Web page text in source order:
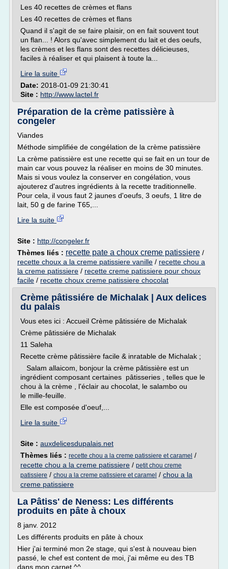
Les 40 recettes de crèmes et flans
Les 40 recettes de crèmes et flans
Quand il s'agit de se faire plaisir, on en fait souvent tout
un flan... ! Alors qu'avec simplement du lait et des oeufs,
les crèmes et les flans sont des recettes délicieuses,
faciles à réaliser et qui plaisent à toute la...
Lire la suite
Date: 2018-01-09 21:30:41
Site : http://www.lactel.fr
Préparation de la crème patissière à
congeler
Viandes
Méthode simplifiée de congélation de la crème patissière
La crème patissière est une recette qui se fait en un tour de
main car vous pouvez la réaliser en moins de 30 minutes.
Mais si vous voulez la conserver en congélation, vous
ajouterez d'autres ingrédients à la recette traditionnelle.
Pour cela, il vous faut 2 jaunes d'oeufs, 3 oeufs, 1 litre de
lait, 50 g de farine T65,...
Lire la suite
Site : http://congeler.fr
Thèmes liés : recette pate a choux creme patissiere /
recette choux a la creme patissiere vanille / recette chou a
la creme patissiere / recette creme patissiere pour choux
facile / recette choux creme patissiere chocolat
Crème pâtissiére de Michalak | Aux delices
du palais
Vous etes ici : Accueil Crème pâtissiére de Michalak
Crème pâtissiére de Michalak
11 Saleha
Recette crème pâtissière facile & inratable de Michalak ;
Salam allaicom, bonjour la crème pâtissière est un
ingrédient composant certaines pâtisseries , telles que le
chou à la crème , l'éclair au chocolat, le salambo ou
le mille-feuille.
Elle est composée d'oeuf,...
Lire la suite
Site : auxdelicesdupalais.net
Thèmes liés : recette chou a la creme patissiere et caramel /
recette chou a la creme patissiere / petit chou creme
patissiere / chou a la creme patissiere et caramel / chou a la
creme patissiere
La Pâtiss' de Neness: Les différents
produits en pâte à choux
8 janv. 2012
Les différents produits en pâte à choux
Hier j'ai terminé mon 2e stage, qui s'est à nouveau bien
passé, le chef est content de moi, j'ai même eu des TB
dans mon carnet ^^